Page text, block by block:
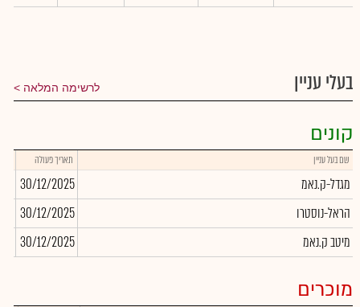
בעלי עניין לרשימה המלאה
קונים
שם בעל עניין תאריך פעולה
מגדל-ק.נאמ 30/12/2025
הראל-נוסטרו
30/12/2025
מיטב ק.נאמ
30/12/2025
מוכרים